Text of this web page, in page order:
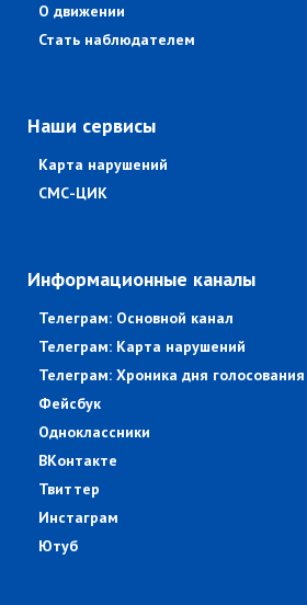
О движении
Стать наблюдателем
Наши сервисы
Карта нарушений
СМС-ЦИК
Информационные каналы
Телеграм: Основной канал
Телеграм: Карта нарушений
Телеграм: Хроника дня голосования
Фейсбук
Одноклассники
ВКонтакте
Твиттер
Инстаграм
Ютуб